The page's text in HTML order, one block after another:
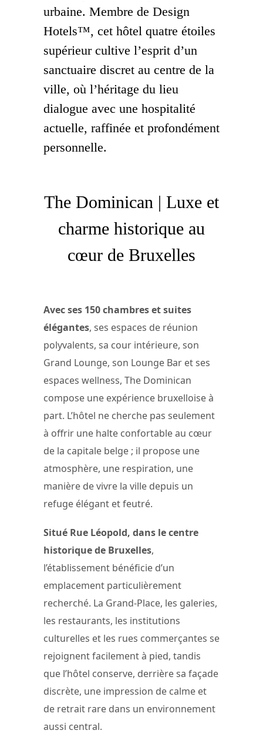
urbaine. Membre de Design
Hotels™, cet hôtel quatre étoiles
supérieur cultive l’esprit d’un
sanctuaire discret au centre de la
ville, où l’héritage du lieu
dialogue avec une hospitalité
actuelle, raffinée et profondément
personnelle.
The Dominican | Luxe et
charme historique au
cœur de Bruxelles
Avec ses 150 chambres et suites
élégantes, ses espaces de réunion
polyvalents, sa cour intérieure, son
Grand Lounge, son Lounge Bar et ses
espaces wellness, The Dominican
compose une expérience bruxelloise à
part. L’hôtel ne cherche pas seulement
à offrir une halte confortable au cœur
de la capitale belge ; il propose une
atmosphère, une respiration, une
manière de vivre la ville depuis un
refuge élégant et feutré.
Situé Rue Léopold, dans le centre
historique de Bruxelles,
l’établissement bénéficie d’un
emplacement particulièrement
recherché. La Grand-Place, les galeries,
les restaurants, les institutions
culturelles et les rues commerçantes se
rejoignent facilement à pied, tandis
que l’hôtel conserve, derrière sa façade
discrète, une impression de calme et
de retrait rare dans un environnement
aussi central.